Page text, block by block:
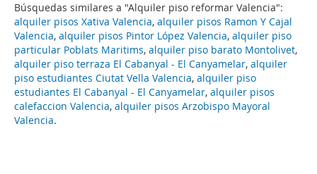
Búsquedas similares a "Alquiler piso reformar Valencia":
alquiler pisos Xativa Valencia, alquiler pisos Ramon Y Cajal
Valencia, alquiler pisos Pintor López Valencia, alquiler piso
particular Poblats Maritims, alquiler piso barato Montolivet,
alquiler piso terraza El Cabanyal - El Canyamelar, alquiler
piso estudiantes Ciutat Vella Valencia, alquiler piso
estudiantes El Cabanyal - El Canyamelar, alquiler pisos
calefaccion Valencia, alquiler pisos Arzobispo Mayoral
Valencia.